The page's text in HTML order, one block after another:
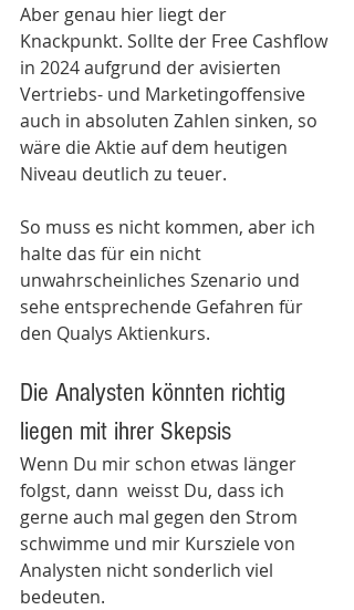
Aber genau hier liegt der
Knackpunkt. Sollte der Free Cashflow
in 2024 aufgrund der avisierten
Vertriebs- und Marketingoffensive
auch in absoluten Zahlen sinken, so
wäre die Aktie auf dem heutigen
Niveau deutlich zu teuer.
So muss es nicht kommen, aber ich
halte das für ein nicht
unwahrscheinliches Szenario und
sehe entsprechende Gefahren für
den Qualys Aktienkurs.
Die Analysten könnten richtig
liegen mit ihrer Skepsis
Wenn Du mir schon etwas länger
folgst, dann  weisst Du, dass ich
gerne auch mal gegen den Strom
schwimme und mir Kursziele von
Analysten nicht sonderlich viel
bedeuten.